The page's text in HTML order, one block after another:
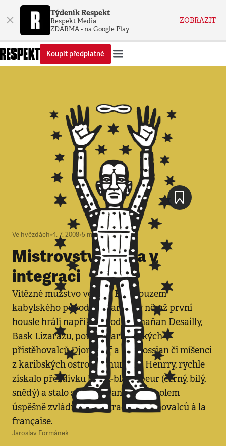
× Týdeník Respekt
Respekt Media
ZDARMA - na Google Play
ZOBRAZIT
Koupit předplatné
Ve hvězdách•4. 7. 2008•5 minut
Mistrovství světa v
integraci
Vítězné mužstvo vedené Francouzem
kabylského původu Zidanem, v němž první
housle hráli například rodilý Ghaňan Desailly,
Bask Lizarazu, potomci arménských
přistěhovalců Djorkaeff a Boghossian či míšenci
z karibských ostrovů Thuram a Henrry, rychle
získalo přezdívku black-blanc-beur (černý, bílý,
snědý) a stalo se opěvovaným symbolem
úspěšně zvládnuté integrace přistěhovalců à la
française.
Jaroslav Formánek